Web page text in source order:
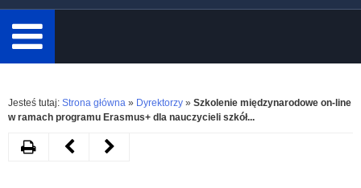
minimum
3
znaki.
Rozwiń
Jesteś tutaj: Strona główna » Dyrektorzy » Szkolenie międzynarodowe on-line
w ramach programu Erasmus+ dla nauczycieli szkół...
DrukujNastępnyPoprzedni